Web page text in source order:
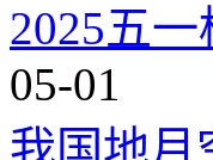
2025五
05-01
我国地月